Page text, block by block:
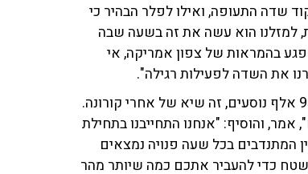
שדה התעופה, ואילו לפלר הבהיר כי
למזלנו הוא עשה את זה בשעה שבה
בהמראות של צפון אמריקה, אי
את השדה לפעילות רגילה".
"יש לנו קיץ מקסים וחגים נפלאים, היום זה אחד מימי השיא שלנו, 90 אלף נוסעים, זה שיא של אחרי קורונה.
בימים האלה למעלה מ־110 אלף נוסעים", אמר, והוסיף: "אנחנו התחייבנו בתחילת
המתנדבים בכל שעה פנויה נמצאים
נמצאים בשטח כדי להעביר אתכם כמה שיותר מהר